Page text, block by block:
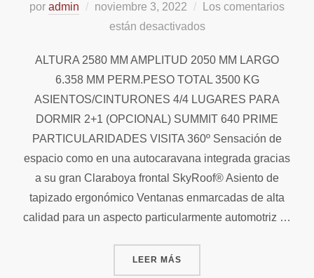
por admin noviembre 3, 2022
Los comentarios
están desactivados
ALTURA 2580 MM AMPLITUD 2050 MM LARGO
6.358 MM PERM.PESO TOTAL 3500 KG
ASIENTOS/CINTURONES 4/4 LUGARES PARA
DORMIR 2+1 (OPCIONAL) SUMMIT 640 PRIME
PARTICULARIDADES VISITA 360º Sensación de
espacio como en una autocaravana integrada gracias
a su gran Claraboya frontal SkyRoof® Asiento de
tapizado ergonómico Ventanas enmarcadas de alta
calidad para un aspecto particularmente automotriz …
LEER MÁS